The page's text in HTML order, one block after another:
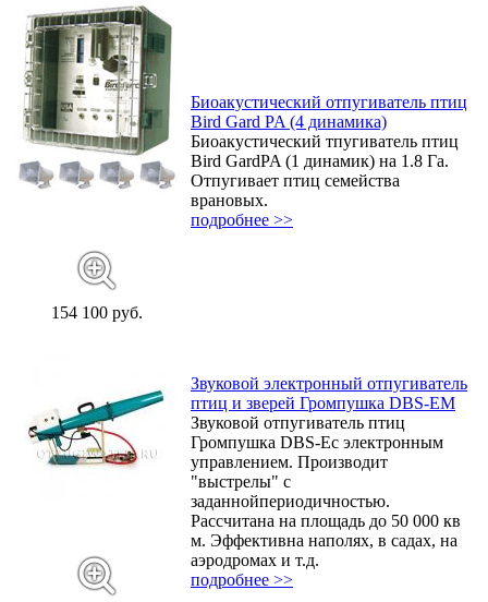
154 100 руб.
Биоакустический отпугиватель птиц
Bird Gard PA (4 динамика)
Биоакустический тпугиватель птиц
Bird GardPA (1 динамик) на 1.8 Га.
Отпугивает птиц семейства
врановых.
подробнее >>
Звуковой электронный отпугиватель
птиц и зверей Громпушка DBS-EM
Звуковой отпугиватель птиц
Громпушка DBS-Eс электронным
управлением. Производит
"выстрелы" с
заданнойпериодичностью.
Рассчитана на площадь до 50 000 кв
м. Эффективна наполях, в садах, на
аэродромах и т.д.
подробнее >>